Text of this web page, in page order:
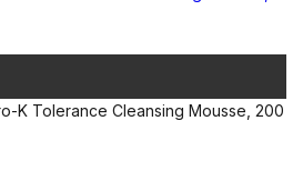
K Tolerance Cleansing Mousse, 200